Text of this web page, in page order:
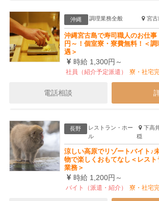
沖縄 調理業務全般 宮古
沖縄宮古島で寿司職人のお仕事
円～！個室寮・寮費無料！＜
遇＞
時給 1,300円～
社員（紹介予定派遣） 寮・社宅
電話相談
長野
レストラン・ホー
ル
下高
穏
涼しい高原でリゾートバイト♪
物で楽しくおもてなし＜レスト
業務＞
時給 1,200円～
バイト（派遣・紹介） 寮・社宅